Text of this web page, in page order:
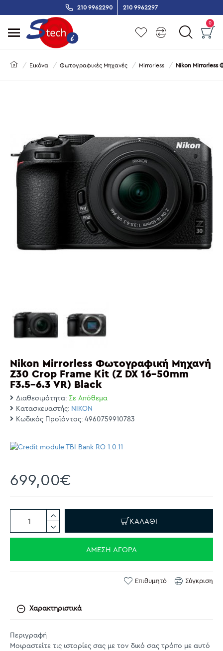
210 9962290 210 9962297
0
Εικόνα Φωτογραφικές Μηχανές Mirrorless Nikon Mirrorless
Nikon Mirrorless Φωτογραφική Μηχανή
Z30 Crop Frame Kit (Z DX 16-50mm
F3.5-6.3 VR) Black
Διαθεσιμότητα: Σε Απόθεμα
Κατασκευαστής: NIKON
Κωδικός Προϊόντος: 4960759910783
699,00€
ΚΑΛΆΘΙ
ΆΜΕΣΗ ΑΓΟΡΆ
Επιθυμητό Σύγκριση
Χαρακτηριστικά
Περιγραφή
Μοιραστείτε τις ιστορίες σας με τον δικό σας τρόπο με αυτό